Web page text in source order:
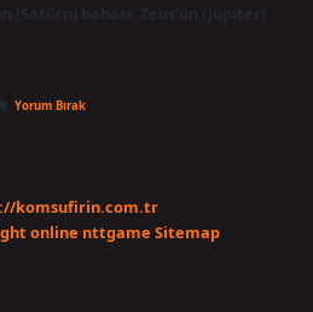
(Satürn) babası, Zeus’un (Jüpiter)
Yorum Bırak
komsufirin.com.tr
online nttgame Sitemap